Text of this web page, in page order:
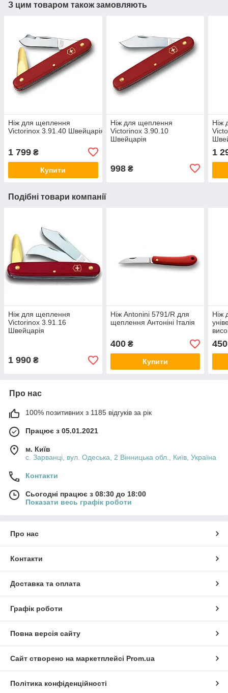
З цим товаром також замовляють
​​​​​​​Ніж для щеплення
Victorinox 3.91.40 Швейцарія
1 799 ₴
Купити
Ніж для щеплення
Victorinox 3.90.10
Швейцарія
998₴
Ніж
1
Подібні товари компанії
Ніж для щеплення
Victorinox 3.91.16
Швейцарія
1 990 ₴
Ніж Antonini 5791/R для
щеплення Антоніні Італія
400₴
Купити
Ніж
450
Про нас
100% позитивних з 1185 відгуків за рік
Працює з 05.01.2021
м. Київ
с. Зарванці, вул. Одеська, 2 Вінницька обл., Київ, Україна
Контакти
Сьогодні працює з 08:30 до 18:00
Показати весь графік роботи
Про нас
Контакти
Доставка та оплата
Графік роботи
Повна версія сайту
Сайт створено на маркетплейсі Prom.ua
Політика конфіденційності